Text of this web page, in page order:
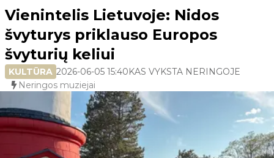
Vienintelis Lietuvoje: Nidos
švyturys priklauso Europos
švyturių keliui
KULTŪRA 2026-06-05 15:40KAS VYKSTA NERINGOJE
Neringos muziejai